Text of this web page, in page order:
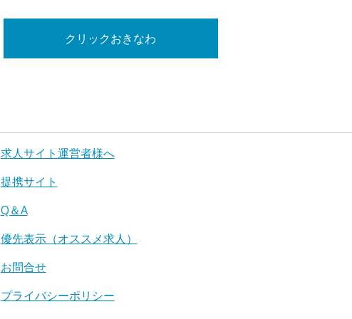
クリックおきなわ
求人サイト運営者様へ
提携サイト
Q＆A
優先表示（オススメ求人）
お問合せ
プライバシーポリシー